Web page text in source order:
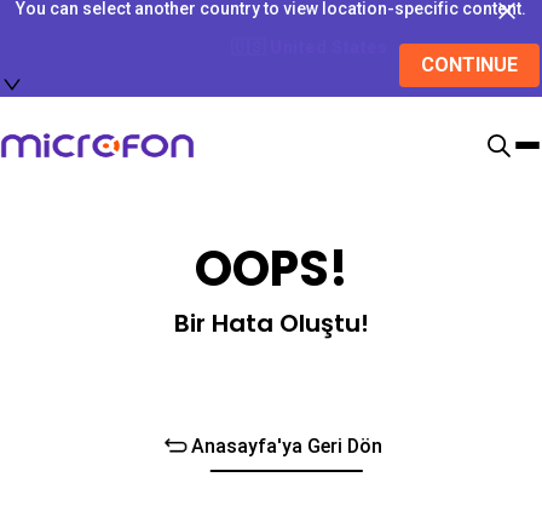
You can select another country to view location-specific content.
CONTINUE
OOPS!
Bir Hata Oluştu!
Anasayfa'ya Geri Dön